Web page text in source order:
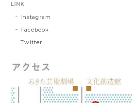
LINK
Instagram
Facebook
Twitter